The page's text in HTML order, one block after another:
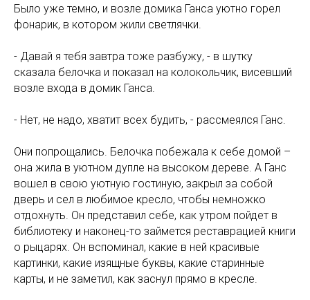
Было уже темно, и возле домика Ганса уютно горел
фонарик, в котором жили светлячки.
- Давай я тебя завтра тоже разбужу, - в шутку
сказала белочка и показал на колокольчик, висевший
возле входа в домик Ганса.
- Нет, не надо, хватит всех будить, - рассмеялся Ганс.
Они попрощались. Белочка побежала к себе домой –
она жила в уютном дупле на высоком дереве. А Ганс
вошел в свою уютную гостиную, закрыл за собой
дверь и сел в любимое кресло, чтобы немножко
отдохнуть. Он представил себе, как утром пойдет в
библиотеку и наконец-то займется реставрацией книги
о рыцарях. Он вспоминал, какие в ней красивые
картинки, какие изящные буквы, какие старинные
карты, и не заметил, как заснул прямо в кресле.